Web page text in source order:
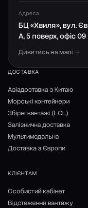
Адреса
БЦ «Хвиля», вул.
А, 5 поверх, офіс 09
Дивитись на мапі
ДОСТАВКА
Авіадоставка з Китаю
Морські контейнери
Збірні вантажі (LCL)
Залізнична доставка
Мультимодальна
Доставка з Європи
КЛІЄНТАМ
Особистий кабінет
Відстеження вантажу